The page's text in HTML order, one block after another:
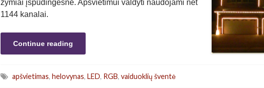
žymiai įspūdingesnė. Apšvietimui valdyti naudojami net
1144 kanalai.
Continue reading
apšvietimas, helovynas, LED, RGB, vaiduoklių šventė